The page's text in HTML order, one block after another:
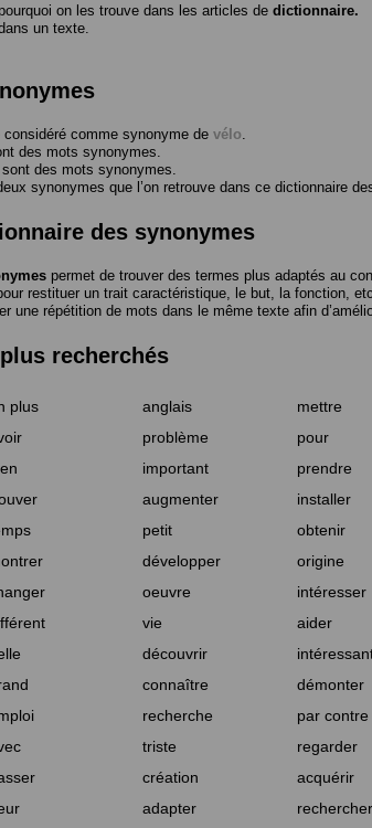
on les trouve dans les articles de dictionnaire.
un texte.
considéré comme synonyme de vélo
des mots synonymes.
, sont des mots synonymes.
synonymes que l’on retrouve dans ce dictionnaire
des synonymes
permet de trouver des termes plus adaptés au
restituer un trait caractéristique, le but, la fonction,
une répétition de mots dans le même texte afin
recherchés
plus anglais mettre
problème pour
important prendre
augmenter installer
petit obtenir
développer origine
oeuvre intéresser
vie aider
découvrir
connaître démonter
recherche par contre
triste regarder
création acquérir
adapter rechercher